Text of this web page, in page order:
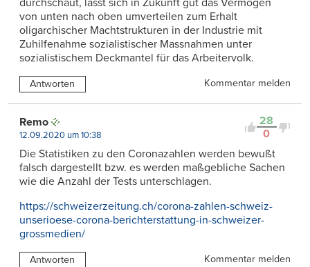
durchschaut, lässt sich in Zukunft gut das Vermögen
von unten nach oben umverteilen zum Erhalt
oligarchischer Machtstrukturen in der Industrie mit
Zuhilfenahme sozialistischer Massnahmen unter
sozialistischem Deckmantel für das Arbeitervolk.
Antworten Kommentar melden
28
0
Remo
12.09.2020 um 10:38
Die Statistiken zu den Coronazahlen werden bewußt
falsch dargestellt bzw. es werden maßgebliche Sachen
wie die Anzahl der Tests unterschlagen.
https://schweizerzeitung.ch/corona-zahlen-schweiz-
unserioese-corona-berichterstattung-in-schweizer-
grossmedien/
Antworten Kommentar melden